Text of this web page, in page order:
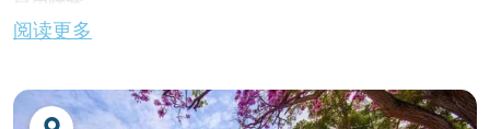
的全包计划
夜宿酒店。
阅读更多